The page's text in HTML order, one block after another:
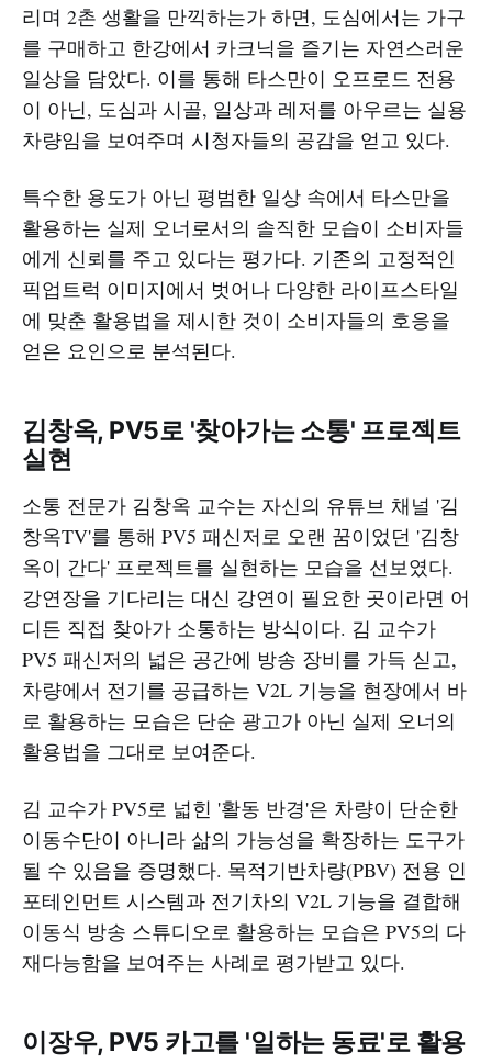
리며 2촌 생활을 만끽하는가 하면, 도심에서는 가구
를 구매하고 한강에서 카크닉을 즐기는 자연스러운
일상을 담았다. 이를 통해 타스만이 오프로드 전용
이 아닌, 도심과 시골, 일상과 레저를 아우르는 실용
차량임을 보여주며 시청자들의 공감을 얻고 있다.
특수한 용도가 아닌 평범한 일상 속에서 타스만을
활용하는 실제 오너로서의 솔직한 모습이 소비자들
에게 신뢰를 주고 있다는 평가다. 기존의 고정적인
픽업트럭 이미지에서 벗어나 다양한 라이프스타일
에 맞춘 활용법을 제시한 것이 소비자들의 호응을
얻은 요인으로 분석된다.
김창옥, PV5로 '찾아가는 소통' 프로젝트
실현
소통 전문가 김창옥 교수는 자신의 유튜브 채널 '김
창옥TV'를 통해 PV5 패신저로 오랜 꿈이었던 '김창
옥이 간다' 프로젝트를 실현하는 모습을 선보였다.
강연장을 기다리는 대신 강연이 필요한 곳이라면 어
디든 직접 찾아가 소통하는 방식이다. 김 교수가
PV5 패신저의 넓은 공간에 방송 장비를 가득 싣고,
차량에서 전기를 공급하는 V2L 기능을 현장에서 바
로 활용하는 모습은 단순 광고가 아닌 실제 오너의
활용법을 그대로 보여준다.
김 교수가 PV5로 넓힌 '활동 반경'은 차량이 단순한
이동수단이 아니라 삶의 가능성을 확장하는 도구가
될 수 있음을 증명했다. 목적기반차량(PBV) 전용 인
포테인먼트 시스템과 전기차의 V2L 기능을 결합해
이동식 방송 스튜디오로 활용하는 모습은 PV5의 다
재다능함을 보여주는 사례로 평가받고 있다.
이장우, PV5 카고를 '일하는 동료'로 활용